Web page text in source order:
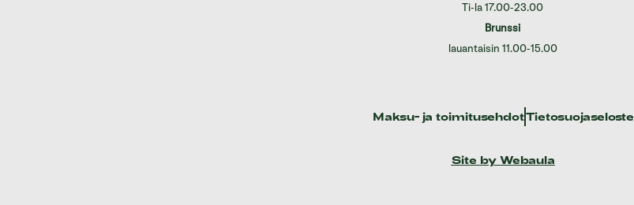
Ti-la 17.00-23.00
Brunssi
lauantaisin 11.00-15.00
Maksu- ja toimitusehdotTietosuojaseloste
Site by Webaula